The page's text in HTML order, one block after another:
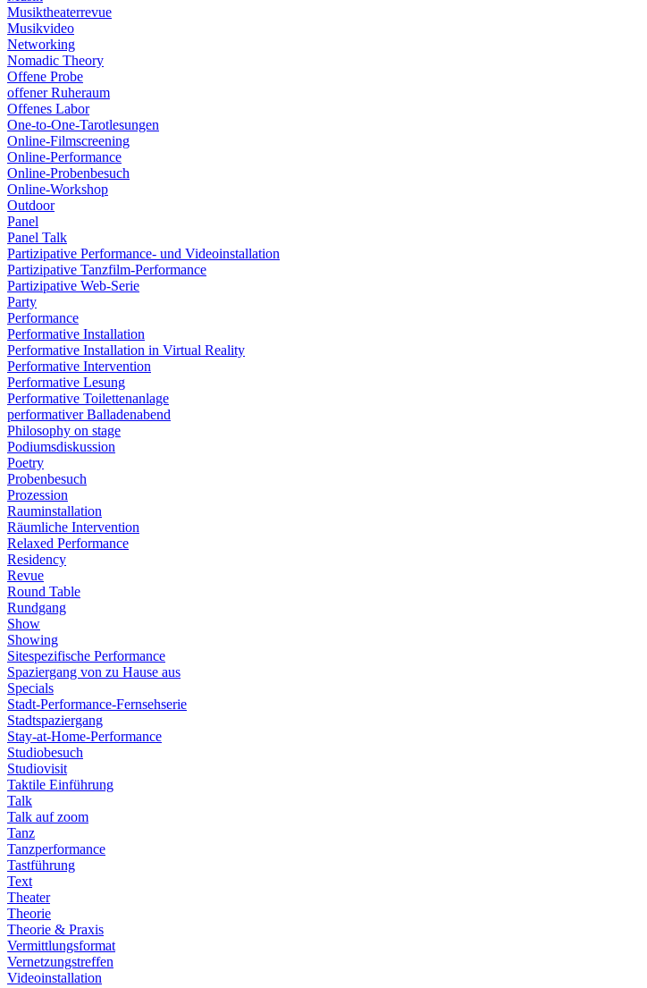
Musiktheaterrevue
Musikvideo
Networking
Nomadic Theory
Offene Probe
offener Ruheraum
Offenes Labor
One-to-One-Tarotlesungen
Online-Filmscreening
Online-Performance
Online-Probenbesuch
Online-Workshop
Outdoor
Panel
Panel Talk
Partizipative Performance- und Videoinstallation
Partizipative Tanzfilm-Performance
Partizipative Web-Serie
Party
Performance
Performative Installation
Performative Installation in Virtual Reality
Performative Intervention
Performative Lesung
Performative Toilettenanlage
performativer Balladenabend
Philosophy on stage
Podiumsdiskussion
Poetry
Probenbesuch
Prozession
Rauminstallation
Räumliche Intervention
Relaxed Performance
Residency
Revue
Round Table
Rundgang
Show
Showing
Sitespezifische Performance
Spaziergang von zu Hause aus
Specials
Stadt-Performance-Fernsehserie
Stadtspaziergang
Stay-at-Home-Performance
Studiobesuch
Studiovisit
Taktile Einführung
Talk
Talk auf zoom
Tanz
Tanzperformance
Tastführung
Text
Theater
Theorie
Theorie & Praxis
Vermittlungsformat
Vernetzungstreffen
Videoinstallation